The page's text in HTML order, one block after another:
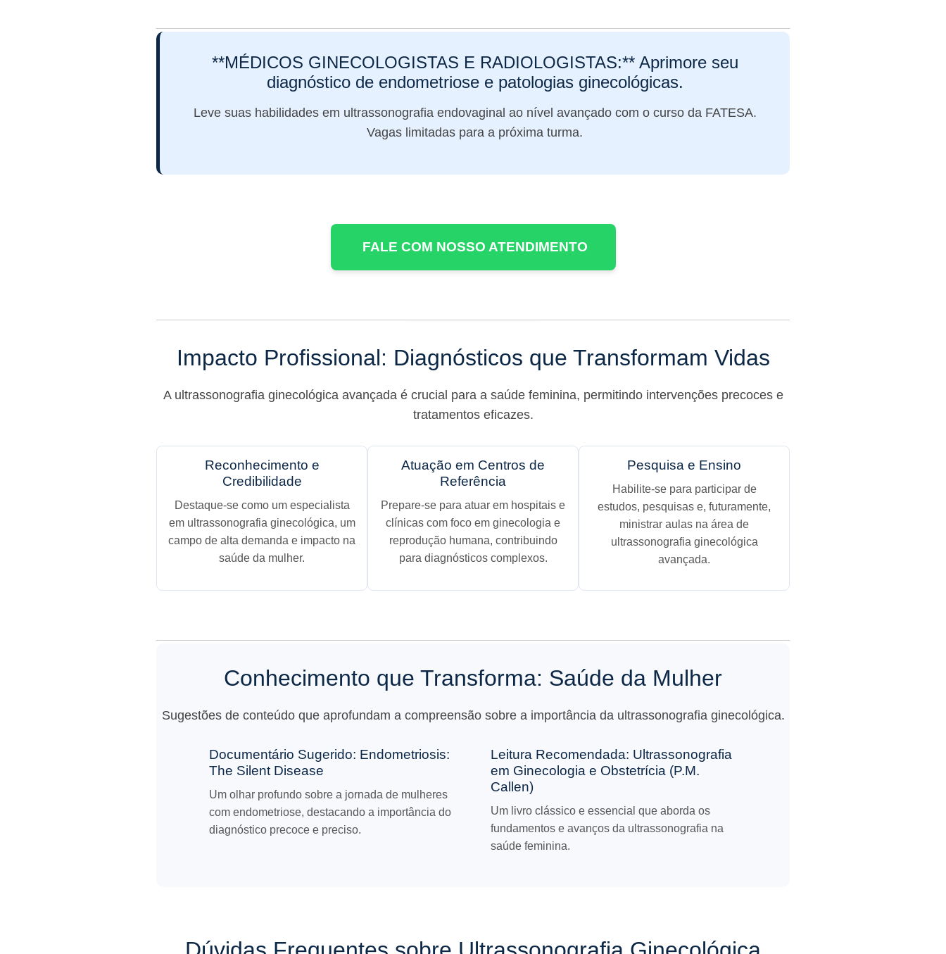
**MÉDICOS GINECOLOGISTAS E RADIOLOGISTAS:** Aprimore seu
diagnóstico de endometriose e patologias ginecológicas.
Leve suas habilidades em ultrassonografia endovaginal ao nível avançado com o curso da FATESA.
Vagas limitadas para a próxima turma.
FALE COM NOSSO ATENDIMENTO
Impacto Profissional: Diagnósticos que Transformam Vidas
A ultrassonografia ginecológica avançada é crucial para a saúde feminina, permitindo intervenções precoces e
tratamentos eficazes.
Reconhecimento e
Credibilidade
Destaque-se como um especialista
em ultrassonografia ginecológica, um
campo de alta demanda e impacto na
saúde da mulher.
Atuação em Centros de
Referência
Prepare-se para atuar em hospitais e
clínicas com foco em ginecologia e
reprodução humana, contribuindo
para diagnósticos complexos.
Pesquisa e Ensino
Habilite-se para participar de
estudos, pesquisas e, futuramente,
ministrar aulas na área de
ultrassonografia ginecológica
avançada.
Conhecimento que Transforma: Saúde da Mulher
Sugestões de conteúdo que aprofundam a compreensão sobre a importância da ultrassonografia ginecológica.
Documentário Sugerido: Endometriosis:
The Silent Disease
Um olhar profundo sobre a jornada de mulheres
com endometriose, destacando a importância do
diagnóstico precoce e preciso.
Leitura Recomendada: Ultrassonografia
em Ginecologia e Obstetrícia (P.M.
Callen)
Um livro clássico e essencial que aborda os
fundamentos e avanços da ultrassonografia na
saúde feminina.